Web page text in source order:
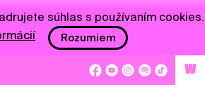
W
súhlas s používaním cookies.
Rozumiem